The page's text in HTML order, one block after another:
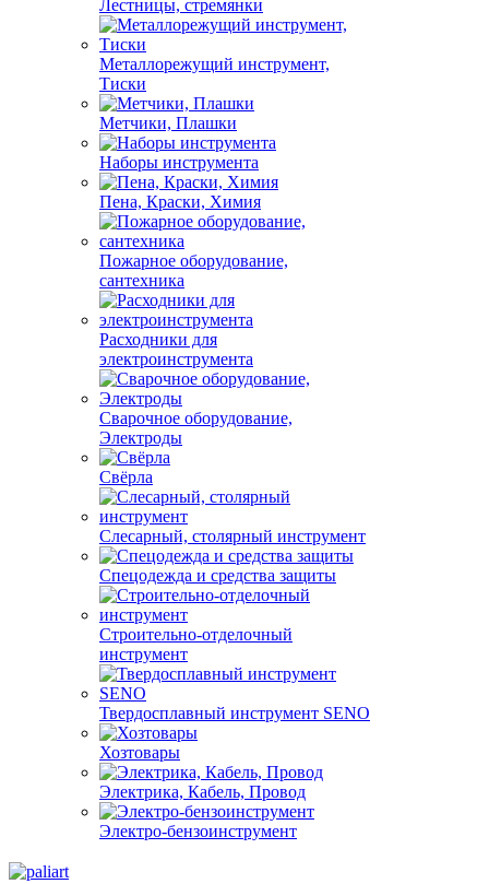
Лестницы, стремянки
Металлорежущий инструмент,
Тиски
Метчики, Плашки
Наборы инструмента
Пена, Краски, Химия
Пожарное оборудование,
сантехника
Расходники для
электроинструмента
Сварочное оборудование,
Электроды
Свёрла
Слесарный, столярный инструмент
Спецодежда и средства защиты
Строительно-отделочный
инструмент
Твердосплавный инструмент SENO
Хозтовары
Электрика, Кабель, Провод
Электро-бензоинструмент